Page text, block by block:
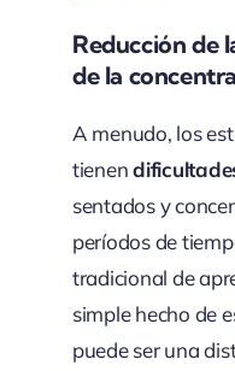
Reducción de
de la
A menudo, los
tienen
sentados y
períodos de
tradicional de
simple hecho de
puede ser una